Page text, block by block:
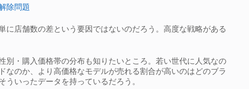
除問題
に店舗数の差という要因ではないのだろう。高度な戦略がある
別・購入価格帯の分布も知りたいところ。若い世代に人気なの
なのか、より高価格なモデルが売れる割合が高いのはどのブラ
いったデータを持っているだろう。